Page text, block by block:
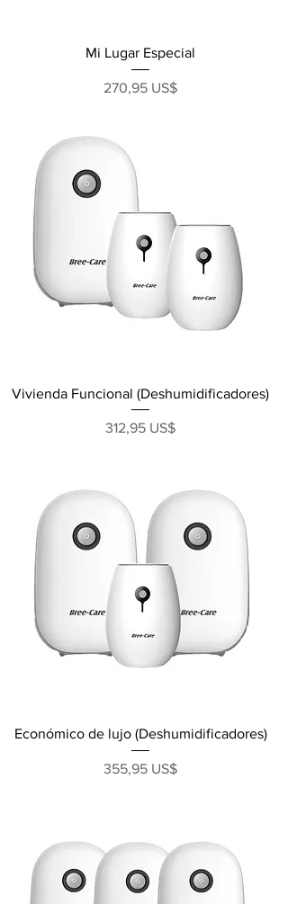
Mi Lugar Especial
Precio
270,95 US$
Vivienda Funcional (Deshumidificadores)
Precio
312,95 US$
Económico de lujo (Deshumidificadores)
Precio
355,95 US$